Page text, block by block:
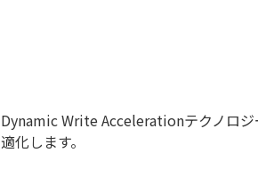
Dynamic Write Accelerationテクノロ
適化します。